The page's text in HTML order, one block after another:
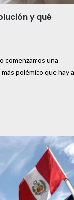
y qué
comenzamos una
polémico que hay a